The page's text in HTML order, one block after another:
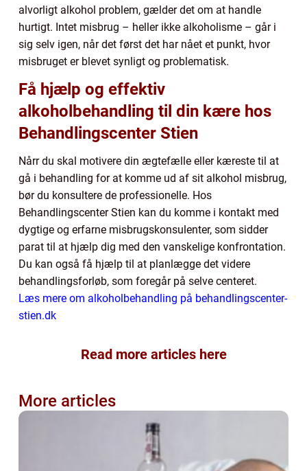
alvorligt alkohol problem, gælder det om at handle
hurtigt. Intet misbrug – heller ikke alkoholisme – går i
sig selv igen, når det først det har nået et punkt, hvor
misbruget er blevet synligt og problematisk.
Få hjælp og effektiv
alkoholbehandling til din kære hos
Behandlingscenter Stien
Nårr du skal motivere din ægtefælle eller kæreste til at
gå i behandling for at komme ud af sit alkohol misbrug,
bør du konsultere de professionelle. Hos
Behandlingscenter Stien kan du komme i kontakt med
dygtige og erfarne misbrugskonsulenter, som sidder
parat til at hjælp dig med den vanskelige konfrontation.
Du kan også få hjælp til at planlægge det videre
behandlingsforløb, som foregår på selve centeret.
Læs mere om alkoholbehandling på behandlingscenter-
stien.dk
Read more articles here
More articles